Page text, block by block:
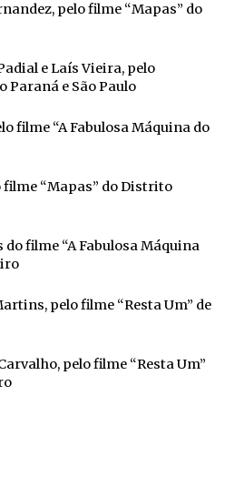
pelo filme “Mapas” do
e Laís Vieira, pelo
Paraná e São Paulo
filme “A Fabulosa Máquina do
filme “Mapas” do Distrito
do filme “A Fabulosa Máquina
pelo filme “Resta Um” de
pelo filme “Resta Um”